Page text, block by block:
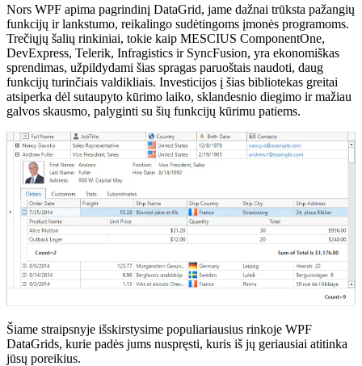
Nors WPF apima pagrindinį DataGrid, jame dažnai trūksta pažangių
funkcijų ir lankstumo, reikalingo sudėtingoms įmonės programoms.
Trečiųjų šalių rinkiniai, tokie kaip MESCIUS ComponentOne,
DevExpress, Telerik, Infragistics ir SyncFusion, yra ekonomiškas
sprendimas, užpildydami šias spragas paruoštais naudoti, daug
funkcijų turinčiais valdikliais. Investicijos į šias bibliotekas greitai
atsiperka dėl sutaupyto kūrimo laiko, sklandesnio diegimo ir mažiau
galvos skausmo, palyginti su šių funkcijų kūrimu patiems.
Šiame straipsnyje išskirstysime populiariausius rinkoje WPF
DataGrids, kurie padės jums nuspręsti, kuris iš jų geriausiai atitinka
jūsų poreikius.